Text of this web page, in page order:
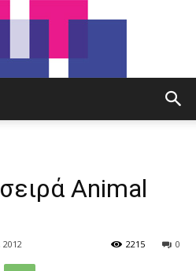
Animal
2012 0
2215